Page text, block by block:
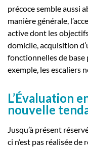
précoce semble aussi
manière générale,
active dont les
domicile, acquisition
fonctionnelles de
exemple, les escaliers
L’Évaluation
nouvelle
Jusqu’à présent
ci n’est pas réalisée